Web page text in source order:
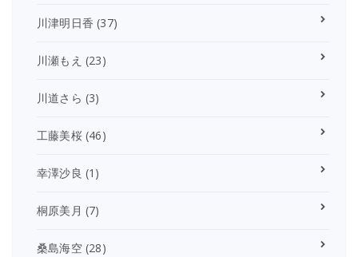
川津明日香 (37)
川瀬もえ (23)
川道さら (3)
工藤美桜(46)
幸澤沙良 (1)
桐原美月 (7)
桑島海空(28)